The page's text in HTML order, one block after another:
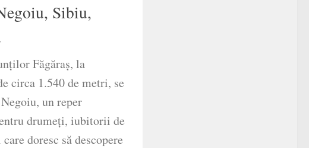
Sibiu,
Făgăraș, la
circa 1.540 de metri, se
un reper
drumeți, iubitorii de
doresc să descopere